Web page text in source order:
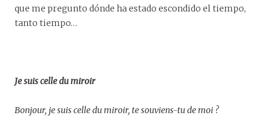
que me pregunto dónde ha estado escondido el tiempo,
tanto tiempo…
Je suis celle du miroir
Bonjour, je suis celle du miroir, te souviens-tu de moi ?